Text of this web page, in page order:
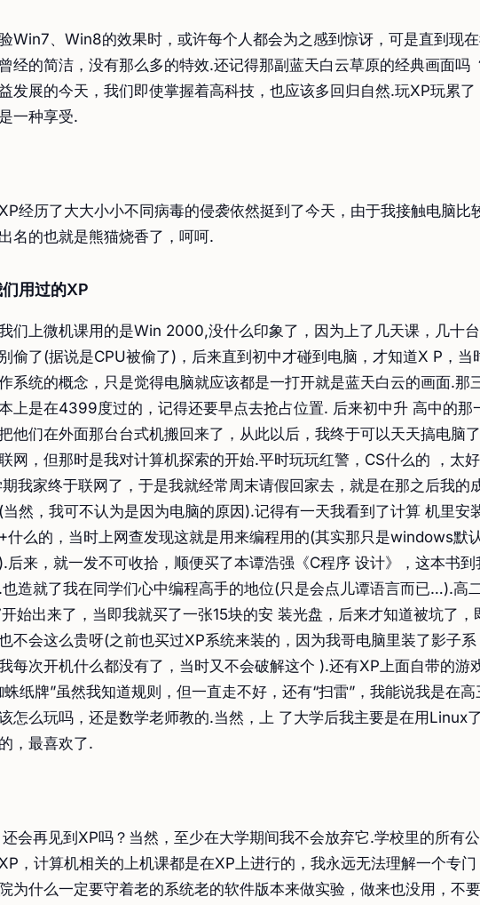
Win7、Win8的效果时，或许每个人都会为之感到惊讶，可是直到现
经的简洁，没有那么多的特效.还记得那副蓝天白云草原的经典画面吗
发展的今天，我们即使掌握着高科技，也应该多回归自然.玩XP玩累了
一种享受.
经历了大大小小不同病毒的侵袭依然挺到了今天，由于我接触电脑比
名的也就是熊猫烧香了，呵呵.
用过的XP
们上微机课用的是Win 2000,没什么印象了，因为上了几天课，几十
偷了(据说是CPU被偷了)，后来直到初中才碰到电脑，才知道X P，当
系统的概念，只是觉得电脑就应该都是一打开就是蓝天白云的画面.那
上是在4399度过的，记得还要早点去抢占位置. 后来初中升 高中的那
他们在外面那台台式机搬回来了，从此以后，我终于可以天天搞电脑了
网，但那时是我对计算机探索的开始.平时玩玩红警，CS什么的 ，太
我家终于联网了，于是我就经常周末请假回家去，就是在那之后我的
然，我可不认为是因为电脑的原因).记得有一天我看到了计算 机里安
什么的，当时上网查发现这就是用来编程用的(其实那只是windows默
后来，就一发不可收拾，顺便买了本谭浩强《C程序 设计》，这本书到
造就了我在同学们心中编程高手的地位(只是会点儿谭语言而已…).高
始出来了，当即我就买了一张15块的安 装光盘，后来才知道被坑了，
不会这么贵呀(之前也买过XP系统来装的，因为我哥电脑里装了影子系
每次开机什么都没有了，当时又不会破解这个 ).还有XP上面自带的游
蛛纸牌”虽然我知道规则，但一直走不好，还有“扫雷”，我能说我是在高
怎么玩吗，还是数学老师教的.当然，上 了大学后我主要是在用Linux了
，最喜欢了.
会再见到XP吗？当然，至少在大学期间我不会放弃它.学校里的所有
，计算机相关的上机课都是在XP上进行的，我永远无法理解一个专门
为什么一定要守着老的系统老的软件版本来做实验，做来也没用，不